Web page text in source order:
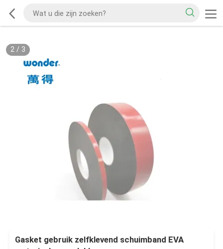
2/ 3
Gasket gebruik zelfklevend schuimband EVA